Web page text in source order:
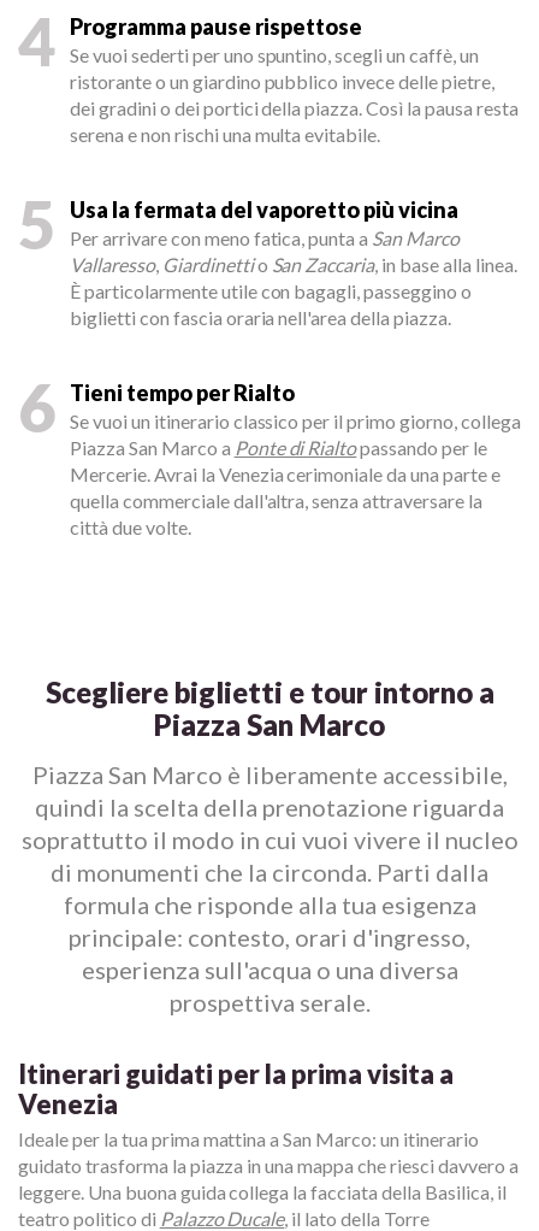
4 Programma pause rispettose
Se vuoi sederti per uno spuntino, scegli un caffè, un
ristorante o un giardino pubblico invece delle pietre,
dei gradini o dei portici della piazza. Così la pausa resta
serena e non rischi una multa evitabile.
5 Usa la fermata del vaporetto più vicina
Per arrivare con meno fatica, punta a San Marco
Vallaresso, Giardinettio San Zaccaria, in base alla linea.
È particolarmente utile con bagagli, passeggino o
biglietti con fascia oraria nell'area della piazza.
6 Tieni tempo per Rialto
Se vuoi un itinerario classico per il primo giorno, collega
Piazza San Marco a Ponte di Rialtopassando per le
Mercerie. Avrai la Venezia cerimoniale da una parte e
quella commerciale dall'altra, senza attraversare la
città due volte.
Scegliere biglietti e tour intorno a
Piazza San Marco
Piazza San Marco è liberamente accessibile,
quindi la scelta della prenotazione riguarda
soprattutto il modo in cui vuoi vivere il nucleo
di monumenti che la circonda. Parti dalla
formula che risponde alla tua esigenza
principale: contesto, orari d'ingresso,
esperienza sull'acqua o una diversa
prospettiva serale.
Itinerari guidati per la prima visita a
Venezia
Ideale per la tua prima mattina a San Marco: un itinerario
guidato trasforma la piazza in una mappa che riesci davvero a
leggere. Una buona guida collega la facciata della Basilica, il
teatro politico di Palazzo Ducale, il lato della Torre